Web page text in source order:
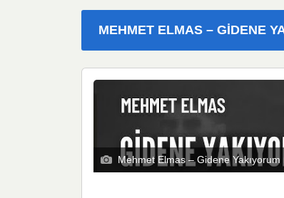
MEHMET ELMAS – GIDENE
Mehmet Elmas – Gidene